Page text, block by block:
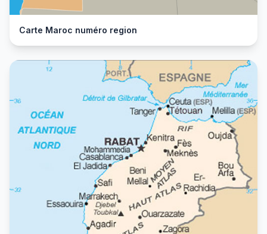
Carte Maroc numéro region